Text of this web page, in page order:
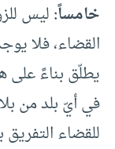
خامساً:ليس
القضاء، فلا
يطلّق بناءً على
في أيّ بلد من
للقضاء